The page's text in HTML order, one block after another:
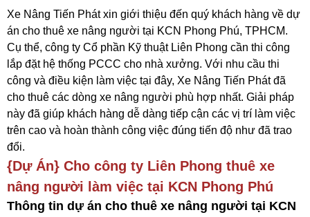
Xe Nâng Tiến Phát xin giới thiệu đến quý khách hàng về dự
án cho thuê xe nâng người tại KCN Phong Phú, TPHCM.
Cụ thể, công ty Cổ phần Kỹ thuật Liên Phong cần thi công
lắp đặt hệ thống PCCC cho nhà xưởng. Với nhu cầu thi
công và điều kiện làm việc tại đây, Xe Nâng Tiến Phát đã
cho thuê các dòng xe nâng người phù hợp nhất. Giải pháp
này đã giúp khách hàng dễ dàng tiếp cận các vị trí làm việc
trên cao và hoàn thành công việc đúng tiến độ như đã trao
đổi.
{Dự Án} Cho công ty Liên Phong thuê xe
nâng người làm việc tại KCN Phong Phú
Thông tin dự án cho thuê xe nâng người tại KCN